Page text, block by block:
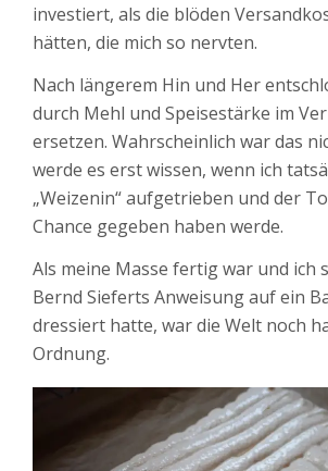
investiert, als die blöden
hätten, die mich so nervten.
Nach längerem Hin und Her
durch Mehl und Speisestärke im
ersetzen. Wahrscheinlich war das
werde es erst wissen, wenn ich
„Weizenin“ aufgetrieben und der
Chance gegeben haben werde.
Als meine Masse fertig war und ich
Bernd Sieferts Anweisung auf ein
dressiert hatte, war die Welt noch
Ordnung.